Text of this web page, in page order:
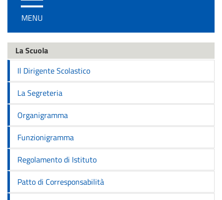
/
disattiva
navigazione
MENU
La Scuola
Il Dirigente Scolastico
La Segreteria
Organigramma
Funzionigramma
Regolamento di Istituto
Patto di Corresponsabilità